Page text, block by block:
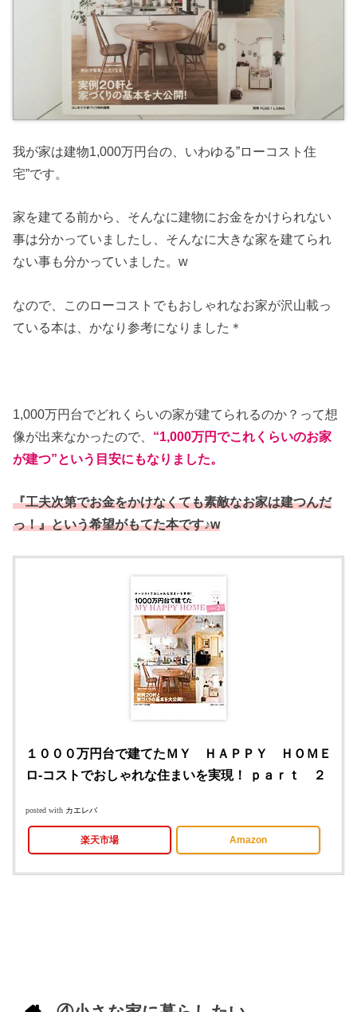
我が家は建物1,000万円台の、いわゆる”ローコスト住
宅”です。
家を建てる前から、そんなに建物にお金をかけられない
事は分かっていましたし、そんなに大きな家を建てられ
ない事も分かっていました。w
なので、このローコストでもおしゃれなお家が沢山載っ
ている本は、かなり参考になりました＊
1,000万円台でどれくらいの家が建てられるのか？って想
像が出来なかったので、 “1,000万円でこれくらいのお家
が建つ”という目安にもなりました。
『工夫次第でお金をかけなくても素敵なお家は建つんだ
っ！』という希望がもてた本です♪w
１０００万円台で建てたＭＹ ＨＡＰＰＹ ＨＯＭＥ
ロ-コストでおしゃれな住まいを実現！ ｐａｒｔ ２
posted with カエレバ
楽天市場 Amazon